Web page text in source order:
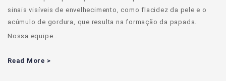
sinais visíveis de envelhecimento, como flacidez da pele e o
acúmulo de gordura, que resulta na formação da papada.
Nossa equipe…
Read More >